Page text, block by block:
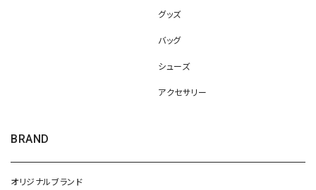
グッズ
バッグ
シューズ
アクセサリー
BRAND
オリジナルブランド